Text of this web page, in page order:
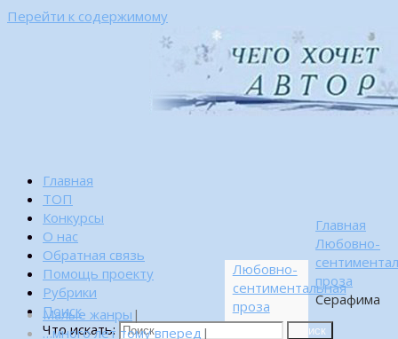
Перейти к содержимому
Главная
ТОП
Конкурсы
О нас
Обратная связь
Помощь проекту
Рубрики
Поиск
Что искать:
Поиск
Главная
Любовно-
проза
Серафима
Любовно-
сентиментальная
проза
Малые жанры |
…много лет тому вперед |